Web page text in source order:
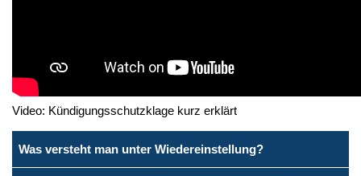
Video: Kündigungsschutzklage kurz erklärt
Was versteht man unter Wiedereinstellung?